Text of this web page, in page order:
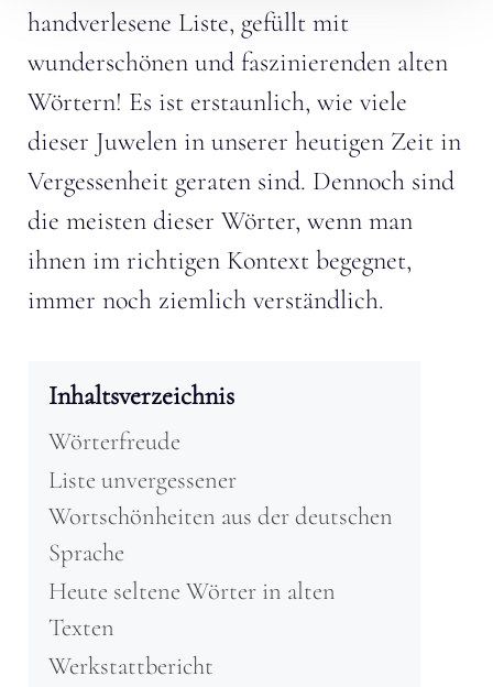
handverlesene Liste, gefüllt mit
wunderschönen und faszinierenden alten
Wörtern! Es ist erstaunlich, wie viele
dieser Juwelen in unserer heutigen Zeit in
Vergessenheit geraten sind. Dennoch sind
die meisten dieser Wörter, wenn man
ihnen im richtigen Kontext begegnet,
immer noch ziemlich verständlich.
Inhaltsverzeichnis
Wörterfreude
Liste unvergessener
Wortschönheiten aus der deutschen
Sprache
Heute seltene Wörter in alten
Texten
Werkstattbericht